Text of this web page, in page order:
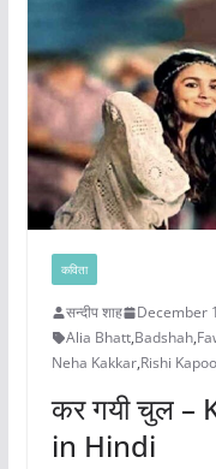
कविता
सन्दीप शाह December
Alia Bhatt,Badshah,
Neha Kakkar,Rishi
कर गयी चुल –
in Hindi